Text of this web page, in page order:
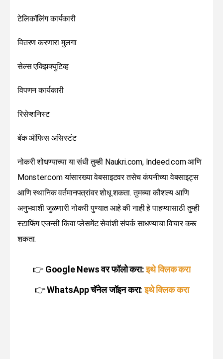
टेलिकॉलिंग कार्यकारी
वितरण करणारा मुलगा
सेल्स एक्झिक्युटिव्ह
विपणन कार्यकारी
रिसेप्शनिस्ट
बॅक ऑफिस असिस्टंट
नोकरी शोधण्याच्या या संधी तुम्ही Naukri.com, Indeed.com आणि
Monster.com यांसारख्या वेबसाइटवर तसेच कंपनीच्या वेबसाइट्स
आणि स्थानिक वर्तमानपत्रांवर शोधू शकता. तुमच्या कौशल्य आणि
अनुभवाशी जुळणारी नोकरी पुण्यात आहे की नाही हे पाहण्यासाठी तुम्ही
स्टाफिंग एजन्सी किंवा प्लेसमेंट सेवांशी संपर्क साधण्याचा विचार करू
शकता.
👉 Google News वर फॉलो करा: इथे क्लिक करा
👉WhatsApp चॅनेल जॉइन करा: इथे क्लिक करा